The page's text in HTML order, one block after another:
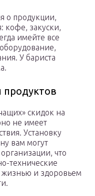
о продукции,
кофе, закуски,
имейте все
У бариста
продуктов
скидок на
не имеет
Установку
вам могут
что
технические
жизнью и здоровьем